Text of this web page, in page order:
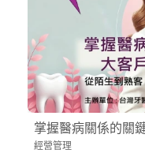
掌握醫病關係的關
經營管理